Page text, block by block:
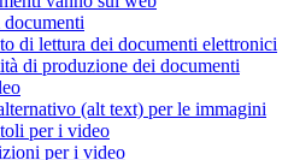
di lettura dei documenti elettronici
di produzione dei documenti
(alt text) per le immagini
per i video
per i video